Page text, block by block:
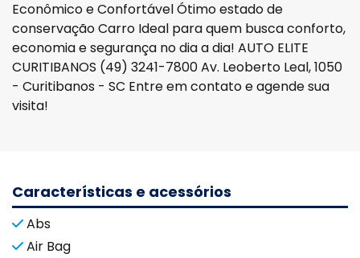
Econômico e Confortável Ótimo estado de
conservação Carro Ideal para quem busca conforto,
economia e segurança no dia a dia! AUTO ELITE
CURITIBANOS (49) 3241-7800 Av. Leoberto Leal, 1050
- Curitibanos - SC Entre em contato e agende sua
visita!
Características e acessórios
Abs
Air Bag